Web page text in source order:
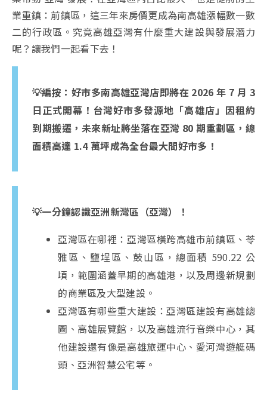
業重鎮：前鎮區，這三年來房價更成為南高雄漲幅數一數
二的行政區。究竟高雄亞灣有什麼重大建設與發展潛力
呢？讓我們一起看下去！
💡編按：好市多南高雄亞灣店即將在 2026 年 7 月 3
日正式開幕！台灣好市多發源地「高雄店」因租約
到期搬遷，未來新址將坐落在亞灣 80 期重劃區，總
面積高達 1.4 萬坪成為全台最大間好市多！
💡一分鐘認識亞洲新灣區（亞灣）！
亞灣區在哪裡：亞灣區橫跨高雄市前鎮區、苓
雅區、鹽埕區、鼓山區，總面積 590.22 公
頃，範圍涵蓋早期的高雄港，以及周邊新規劃
的商業區及大型建設。
亞灣區有哪些重大建設：亞灣區建設有高雄總
圖、高雄展覽館，以及高雄流行音樂中心，其
他建設還有像是高雄旅運中心、愛河灣遊艇碼
頭、亞洲智慧公宅等。